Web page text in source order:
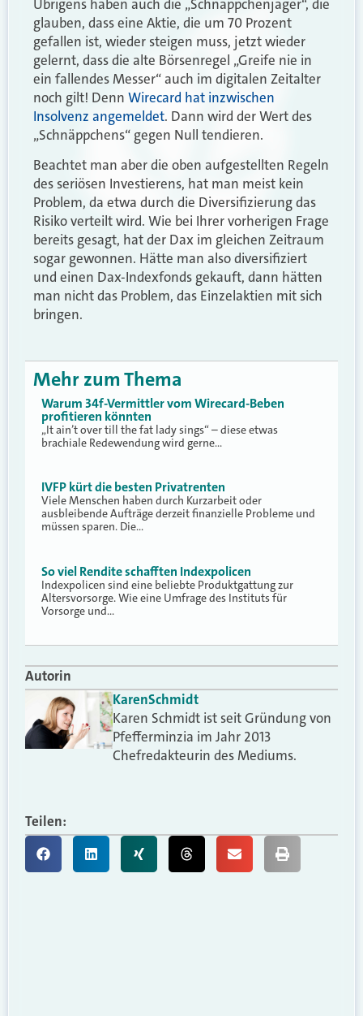
Übrigens haben auch die „Schnäppchenjäger“, die
glauben, dass eine Aktie, die um 70 Prozent
gefallen ist, wieder steigen muss, jetzt wieder
gelernt, dass die alte Börsenregel „Greife nie in
ein fallendes Messer“ auch im digitalen Zeitalter
noch gilt! Denn Wirecard hat inzwischen
Insolvenz angemeldet. Dann wird der Wert des
„Schnäppchens“ gegen Null tendieren.
Beachtet man aber die oben aufgestellten Regeln
des seriösen Investierens, hat man meist kein
Problem, da etwa durch die Diversifizierung das
Risiko verteilt wird. Wie bei Ihrer vorherigen Frage
bereits gesagt, hat der Dax im gleichen Zeitraum
sogar gewonnen. Hätte man also diversifiziert
und einen Dax-Indexfonds gekauft, dann hätten
man nicht das Problem, das Einzelaktien mit sich
bringen.
Mehr zum Thema
Warum 34f-Vermittler vom Wirecard-Beben
profitieren könnten
„It ain’t over till the fat lady sings“ – diese etwas
brachiale Redewendung wird gerne…
IVFP kürt die besten Privatrenten
Viele Menschen haben durch Kurzarbeit oder
ausbleibende Aufträge derzeit finanzielle Probleme und
müssen sparen. Die…
So viel Rendite schafften Indexpolicen
Indexpolicen sind eine beliebte Produktgattung zur
Altersvorsorge. Wie eine Umfrage des Instituts für
Vorsorge und…
Autorin
KarenSchmidt
Karen Schmidt ist seit Gründung von
Pfefferminzia im Jahr 2013
Chefredakteurin des Mediums.
Teilen: